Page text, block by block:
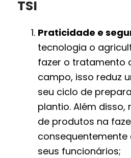
TSI
Praticidade e
tecnologia o
fazer o tratamento
campo, isso reduz
seu ciclo de
plantio. Além disso,
de produtos na
consequentemente
seus funcionários;